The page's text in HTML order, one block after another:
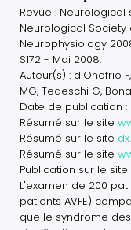
Revue :
Neurological Society
Neurophysiology
S172 - Mai 2008.
Auteur(s) : d'Onofrio
MG, Tedeschi G,
Date de publication :
Résumé sur le site
Résumé sur le site
Résumé sur le site
Publication sur le site
L'examen de 200
patients AVFE)
que le syndrome